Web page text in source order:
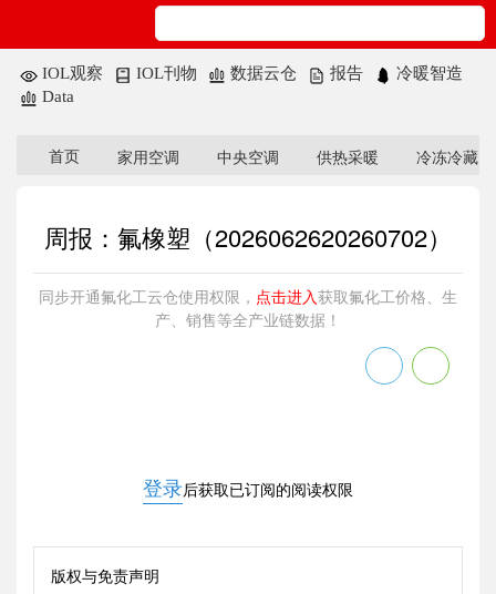
IOL观察 IOL刊物 数据云仓 报告
冷暖智造
Data
首页 家用空调 中央空调 供热采暖 冷冻冷藏
周报：氟橡塑（2026062620260702）
同步开通氟化工云仓使用权限， 点击进入获取氟化工价格、生
产、销售等全产业链数据！
登录后获取已订阅的阅读权限
版权与免责声明